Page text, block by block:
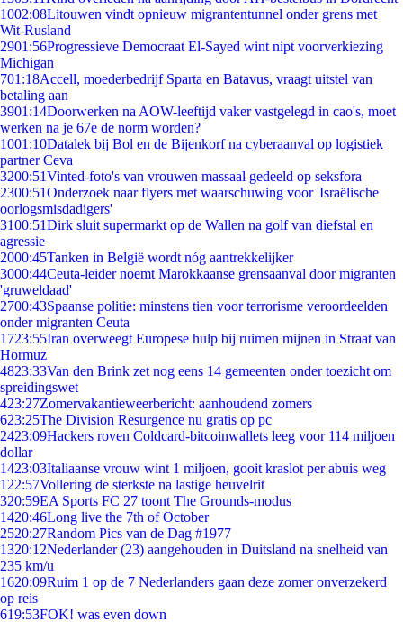
1002:08Litouwen vindt opnieuw migrantentunnel onder grens met
Wit-Rusland
2901:56Progressieve Democraat El-Sayed wint nipt voorverkiezing
Michigan
701:18Accell, moederbedrijf Sparta en Batavus, vraagt uitstel van
betaling aan
3901:14Doorwerken na AOW-leeftijd vaker vastgelegd in cao's, moet
werken na je 67e de norm worden?
1001:10Datalek bij Bol en de Bijenkorf na cyberaanval op logistiek
partner Ceva
3200:51Vinted-foto's van vrouwen massaal gedeeld op seksfora
2300:51Onderzoek naar flyers met waarschuwing voor 'Israëlische
oorlogsmisdadigers'
3100:51Dirk sluit supermarkt op de Wallen na golf van diefstal en
agressie
2000:45Tanken in België wordt nóg aantrekkelijker
3000:44Ceuta-leider noemt Marokkaanse grensaanval door migranten
'gruweldaad'
2700:43Spaanse politie: minstens tien voor terrorisme veroordeelden
onder migranten Ceuta
1723:55Iran overweegt Europese hulp bij ruimen mijnen in Straat van
Hormuz
4823:33Van den Brink zet nog eens 14 gemeenten onder toezicht om
spreidingswet
423:27Zomervakantieweerbericht: aanhoudend zomers
623:25The Division Resurgence nu gratis op pc
2423:09Hackers roven Coldcard-bitcoinwallets leeg voor 114 miljoen
dollar
1423:03Italiaanse vrouw wint 1 miljoen, gooit kraslot per abuis weg
1 22:57Vollering de sterkste na lastige heuvelrit
320:59EA Sports FC 27 toont The Grounds-modus
1420:46Long live the 7th of October
2520:27Random Pics van de Dag #1977
1320:12Nederlander (23) aangehouden in Duitsland na snelheid van
235 km/u
1620:09Ruim 1 op de 7 Nederlanders gaan deze zomer onverzekerd
op reis
619:53FOK! was even down